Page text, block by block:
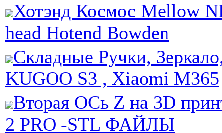
Хотэнд Космос Mellow
head Hotend Bowden
Складные Ручки,
KUGOO S3 , Xiaomi M365
Вторая ОСь Z на 3D
2 PRO -STL ФАЙЛЫ